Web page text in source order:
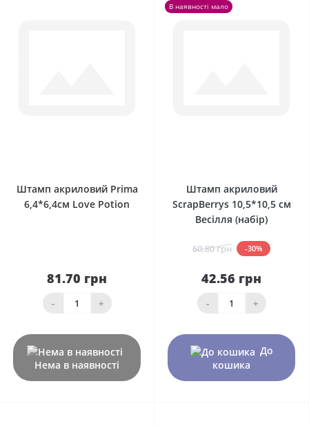
Штамп акриловий Prima
6,4*6,4см Love Potion
81.70 грн
- +
Нема в наявності
В наявності мало
Штамп акриловий
ScrapBerrys 10,5*10,5 см
Весілля (набір)
60.80 грн -30%
42.56 грн
- +
До
кошика